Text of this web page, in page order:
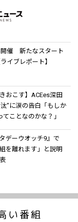
催 新たなスタート
イブレポート】
おこす】ACEes深田
”に涙の告白「もしか
ことなのかな？」
デーウオッチ9』で
を離れます」と説明
い番組